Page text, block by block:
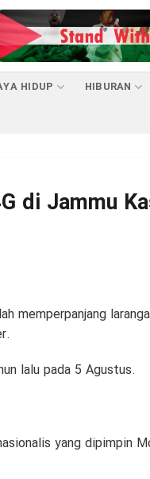
HIDUP HIBURAN
di Jammu
memperpanjang
lalu pada 5 Agustus.
yang dipimpin